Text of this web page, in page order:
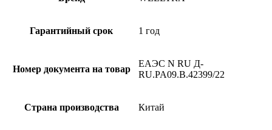
Гарантийный срок 1 год
Номер документа на товар
ЕАЭС N RU Д-
RU.PA09.B.42399/22
Страна производства Китай